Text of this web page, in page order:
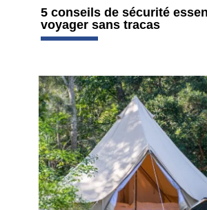
5 conseils de sécurité
voyager sans tracas